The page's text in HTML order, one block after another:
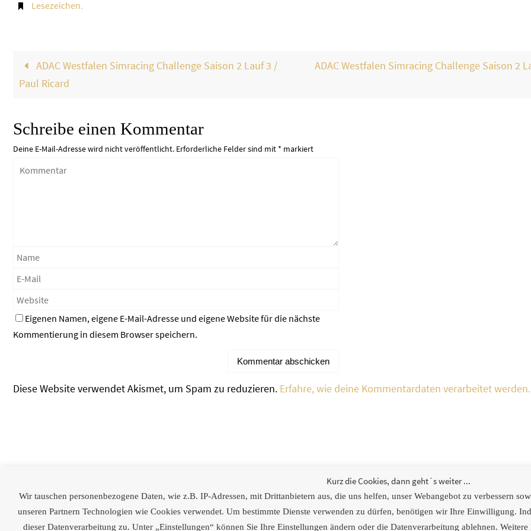
Lesezeichen.
ADAC Westfalen Simracing Challenge Saison 2 Lauf 3 /
Paul Ricard
ADAC Westfalen Simracing Challenge Saison 2
Schreibe einen Kommentar
Deine E-Mail-Adresse wird nicht veröffentlicht. Erforderliche Felder sind mit * markiert
Eigenen Namen, eigene E-Mail-Adresse und eigene Website für die nächste
Kommentierung in diesem Browser speichern.
Diese Website verwendet Akismet, um Spam zu reduzieren. Erfahre, wie deine Kommentardaten verarbeitet werden.
[logoshowcase cat_id=“28″]
weitere Links
[logoshowcase cat_id=“4″]
Kurz die Cookies, dann geht´s weiter ...
Wir tauschen personenbezogene Daten, wie z.B. IP-Adressen, mit Drittanbietern aus, die uns helfen, unser Webangebot zu verbessern
unseren Partnern Technologien wie Cookies verwendet. Um bestimmte Dienste verwenden zu dürfen, benötigen wir Ihre Einwilligung.
dieser Datenverarbeitung zu. Unter „Einstellungen“ können Sie Ihre Einstellungen ändern oder die Datenverarbeitung ablehnen.